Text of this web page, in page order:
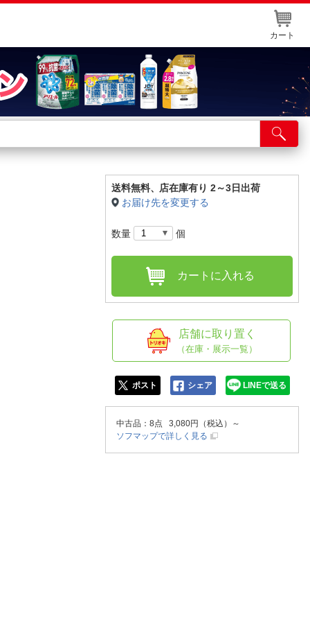
カート
舗サービス
ト取り置き
送料無料、 店在庫有り 2～3日出荷
お届け先を変更する
数量 個
カートに入れる
店舗に取り置く
（在庫・展示一覧）
ポスト シェア LINEで送る
中古品 ：8点 3,080円（税込）～
ソフマップで詳しく見る